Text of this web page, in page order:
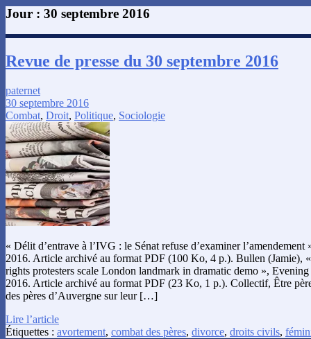
Jour : 30 septembre 2016
Revue de presse du 30 septembre 2016
paternet
30 septembre 2016
Combat, Droit, Politique, Sociologie
« Délit d’entrave à l’IVG : le Sénat refuse d’examiner l’amendement
2016. Article archivé au format PDF (100 Ko, 4 p.). Bullen (Jamie), «
rights protesters scale London landmark in dramatic demo », Evening
2016. Article archivé au format PDF (23 Ko, 1 p.). Collectif, Être
des pères d’Auvergne sur leur […]
Lire l’article
Étiquettes : avortement, combat des pères, divorce, droits civils,